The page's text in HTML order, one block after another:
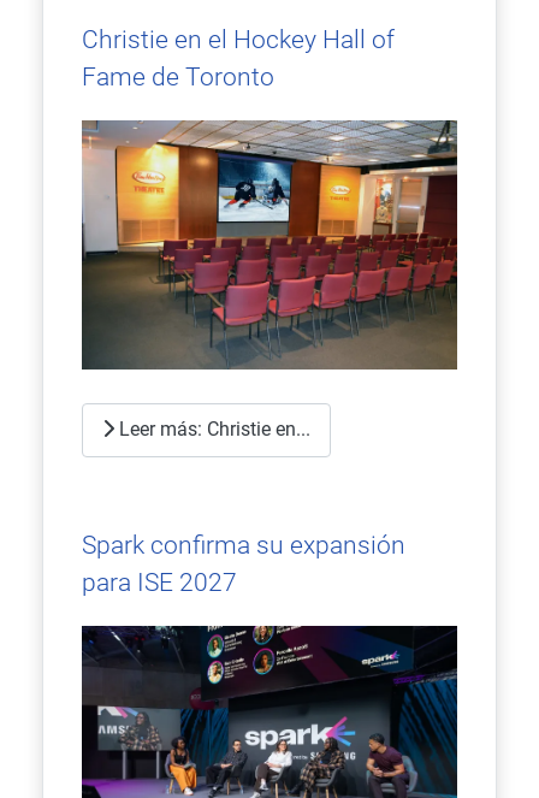
Christie en el Hockey Hall of
Fame de Toronto
Leer más: Christie en...
Spark confirma su expansión
para ISE 2027